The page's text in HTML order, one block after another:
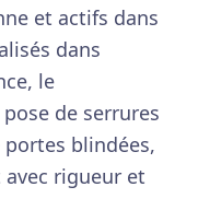
et actifs dans
dans
le
de serrures
blindées,
rigueur et